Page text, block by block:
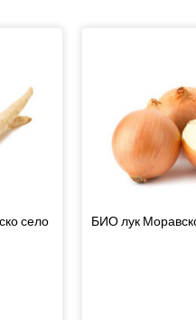
село
БИО лук